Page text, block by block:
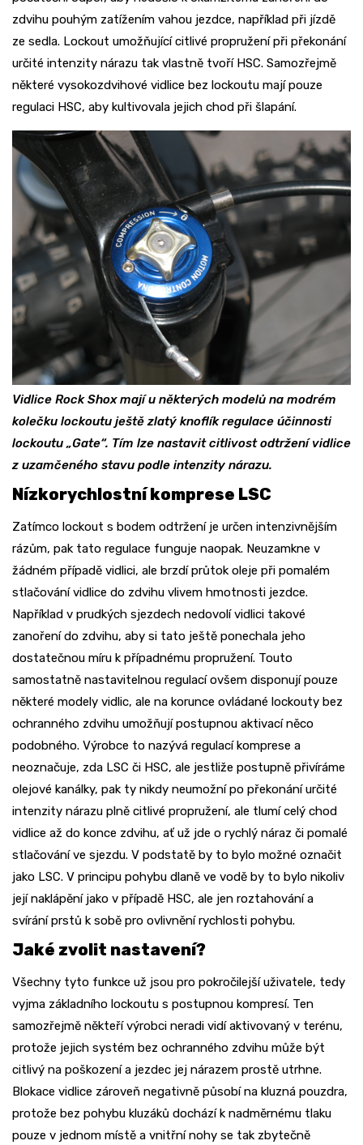
zdvihu pouhým zatížením vahou jezdce, například při jízdě
ze sedla. Lockout umožňující citlivé propružení při překonání
určité intenzity nárazu tak vlastně tvoří HSC. Samozřejmě
některé vysokozdvihové vidlice bez lockoutu mají pouze
regulaci HSC, aby kultivovala jejich chod při šlapání.
Vidlice Rock Shox mají u některých modelů na modrém
kolečku lockoutu ještě zlatý knoflík regulace účinnosti
lockoutu „Gate“. Tím lze nastavit citlivost odtržení vidlice
z uzamčeného stavu podle intenzity nárazu.
Nízkorychlostní komprese LSC
Zatímco lockout s bodem odtržení je určen intenzivnějším
rázům, pak tato regulace funguje naopak. Neuzamkne v
žádném případě vidlici, ale brzdí průtok oleje při pomalém
stlačování vidlice do zdvihu vlivem hmotnosti jezdce.
Například v prudkých sjezdech nedovolí vidlici takové
zanoření do zdvihu, aby si tato ještě ponechala jeho
dostatečnou míru k případnému propružení. Touto
samostatně nastavitelnou regulací ovšem disponují pouze
některé modely vidlic, ale na korunce ovládané lockouty bez
ochranného zdvihu umožňují postupnou aktivací něco
podobného. Výrobce to nazývá regulací komprese a
neoznačuje, zda LSC či HSC, ale jestliže postupně přivíráme
olejové kanálky, pak ty nikdy neumožní po překonání určité
intenzity nárazu plně citlivé propružení, ale tlumí celý chod
vidlice až do konce zdvihu, ať už jde o rychlý náraz či pomalé
stlačování ve sjezdu. V podstatě by to bylo možné označit
jako LSC. V principu pohybu dlaně ve vodě by to bylo nikoliv
její naklápění jako v případě HSC, ale jen roztahování a
svírání prstů k sobě pro ovlivnění rychlosti pohybu.
Jaké zvolit nastavení?
Všechny tyto funkce už jsou pro pokročilejší uživatele, tedy
vyjma základního lockoutu s postupnou kompresí. Ten
samozřejmě někteří výrobci neradi vidí aktivovaný v terénu,
protože jejich systém bez ochranného zdvihu může být
citlivý na poškození a jezdec jej nárazem prostě utrhne.
Blokace vidlice zároveň negativně působí na kluzná pouzdra,
protože bez pohybu kluzáků dochází k nadměrnému tlaku
pouze v jednom místě a vnitřní nohy se tak zbytečně